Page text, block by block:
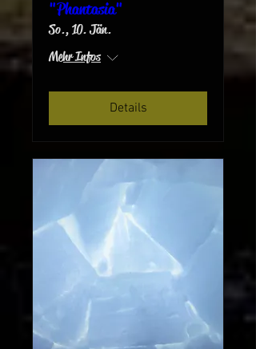
"Phantasia"
So., 10. Jän.
Mehr Infos
Details